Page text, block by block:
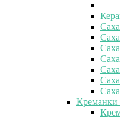
Креманки